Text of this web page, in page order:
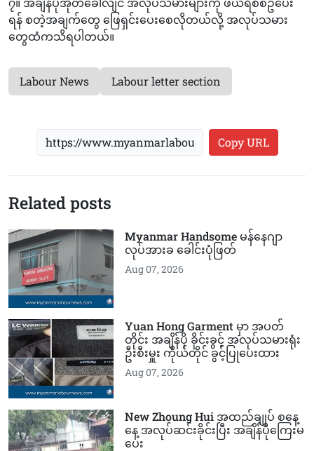
ရန် စတဲ့အချက်တွေ ဖြေရှင်းပေးစေလိုတယ်လို့ အလုပ်သမား
တွေထံကသိရပါတယ်။
Labour News Labour letter section
Copy URL
Related posts
Myanmar Handsome မန်နေဂျာ
လုပ်အားခ ခေါင်းပုံဖြတ်
Aug 07, 2026
Yuan Hong Garment မှာ အပတ်
တိုင်း အချိန်ပို ခိုင်းခွင့် အလုပ်သမားရုံး
ဦးစီးမှူး ကိုယ်တိုင် ခွင့်ပြုပေးထား
Aug 07, 2026
New Zhoung Hui အထည်ချုပ် စနေ့
နေ့ အလုပ်ဆင်းခိုင်းပြီး အချိန်ပိုကြေးမ
ပေး